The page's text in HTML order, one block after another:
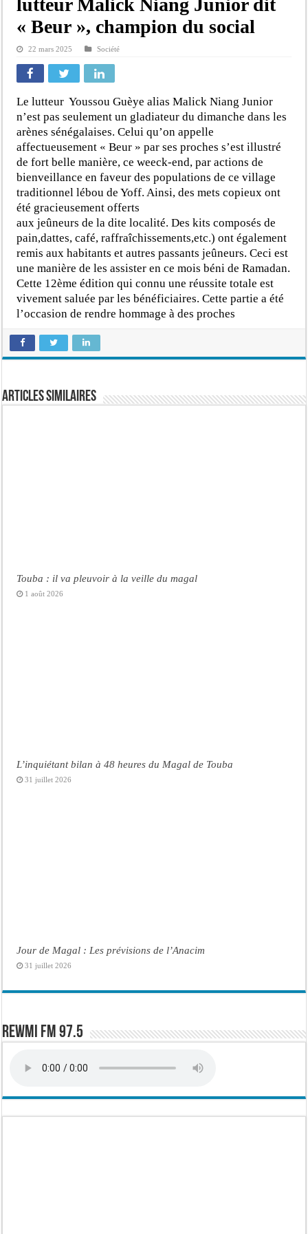
« Beur », champion du social
22 mars 2025 Société
Le lutteur Youssou Guèye alias Malick Niang Junior
n’est pas seulement un gladiateur du dimanche dans les
arènes sénégalaises. Celui qu’on appelle
affectueusement « Beur » par ses proches s’est illustré
de fort belle manière, ce weeck-end, par actions de
bienveillance en faveur des populations de ce village
traditionnel lébou de Yoff. Ainsi, des mets copieux ont
été gracieusement offerts
aux jeûneurs de la dite localité. Des kits composés de
pain,dattes, café, raffraîchissements,etc.) ont également
remis aux habitants et autres passants jeûneurs. Ceci est
une manière de les assister en ce mois béni de Ramadan.
Cette 12ème édition qui connu une réussite totale est
vivement saluée par les bénéficiaires. Cette partie a été
l’occasion de rendre hommage à des proches
Articles similaires
Touba : il va pleuvoir à la veille du magal
1 août 2026
L’inquiétant bilan à 48 heures du Magal de Touba
31 juillet 2026
Jour de Magal : Les prévisions de l’Anacim
31 juillet 2026
Rewmi FM 97.5